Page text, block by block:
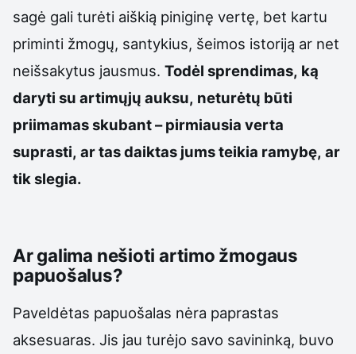
sagė gali turėti aiškią piniginę vertę, bet kartu
priminti žmogų, santykius, šeimos istoriją ar net
neišsakytus jausmus. Todėl sprendimas, ką
daryti su artimųjų auksu, neturėtų būti
priimamas skubant – pirmiausia verta
suprasti, ar tas daiktas jums teikia ramybę, ar
tik slegia.
Ar galima nešioti artimo žmogaus
papuošalus?
Paveldėtas papuošalas nėra paprastas
aksesuaras. Jis jau turėjo savo savininką, buvo